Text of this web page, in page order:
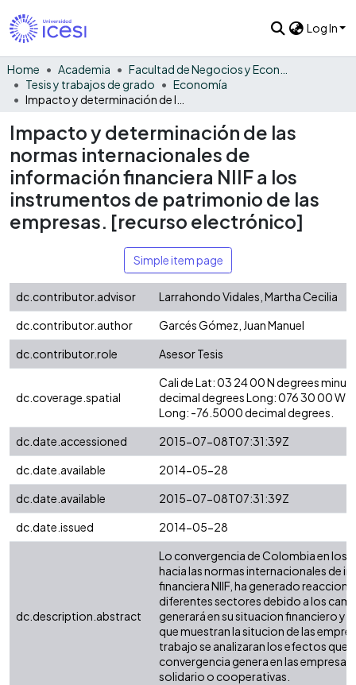
Log In
Home Academia
Tesis y trabajos de grado
Economía
Impacto y determinación de las
normas internacionales de
información financiera NIIF a los
instrumentos de patrimonio de las
empresas. [recurso electrónico]
Simple item page
dc.contributor.advisor
Larrahondo Vidales, Martha Cecilia
dc.contributor.author
Garcés Gómez, Juan Manuel
dc.contributor.role
Asesor Tesis
dc.coverage.spatial
Cali de Lat: 03 24 00 N degrees
decimal degrees Long: 076 30 00 W
Long: -76.5000 decimal degrees.
dc.date.accessioned
2015-07-08T07:31:39Z
dc.date.available
2014-05-28
dc.date.available
2015-07-08T07:31:39Z
dc.date.issued
2014-05-28
dc.description.abstract
Lo convergencia de Colombia en los
hacia las normas internacionales de
financiera NIIF, ha generado
diferentes sectores debido a los
generará en su situacion financiero y
que muestran la situcion de las
trabajo se analizaran los efectos que
convergencia genera en las
solidario o cooperativas.